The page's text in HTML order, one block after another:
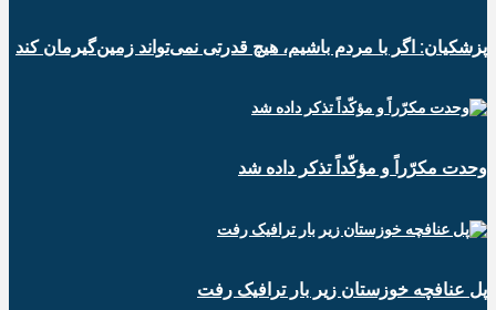
پزشکیان: اگر با مردم باشیم، هیچ قدرتی نمی‌تواند زمین‌گیرمان کند
وحدت مکرّراً و مؤکّداً تذکر داده شد
پل عنافچه خوزستان زیر بار ترافیک رفت